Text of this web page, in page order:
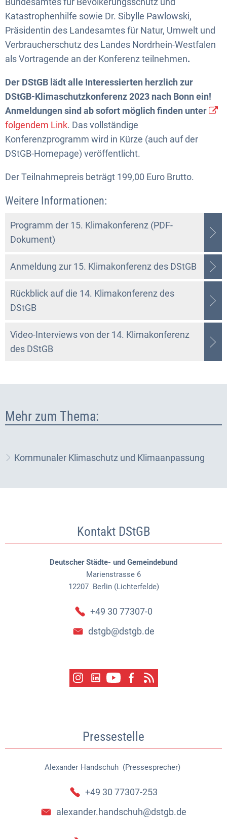
Katastrophenhilfe sowie Dr. Sibylle Pawlowski,
Präsidentin des Landesamtes für Natur, Umwelt und
Verbraucherschutz des Landes Nordrhein-Westfalen
als Vortragende an der Konferenz teilnehmen.
Der DStGB lädt alle Interessierten herzlich zur
DStGB-Klimaschutzkonferenz 2023 nach Bonn ein!
Anmeldungen sind ab sofort möglich finden unter
folgendem Link. Das vollständige
Konferenzprogramm wird in Kürze (auch auf der
DStGB-Homepage) veröffentlicht.
Der Teilnahmepreis beträgt 199,00 Euro Brutto.
Weitere Informationen:
Programm der 15. Klimakonferenz (PDF-
Dokument)
Anmeldung zur 15. Klimakonferenz des DStGB
Rückblick auf die 14. Klimakonferenz des
DStGB
Video-Interviews von der 14. Klimakonferenz
des DStGB
Mehr zum Thema:
Kommunaler Klimaschutz und Klimaanpassung
Kontakt DStGB
Deutscher Städte- und Gemeindebund
Marienstrasse 6
12207 Berlin (Lichterfelde)
+49 30 77307-0
dstgb@dstgb.de
Pressestelle
Alexander Handschuh (Pressesprecher)
Alexander Handschuh
+49 30 77307-253
alexander.handschuh@dstgb.de